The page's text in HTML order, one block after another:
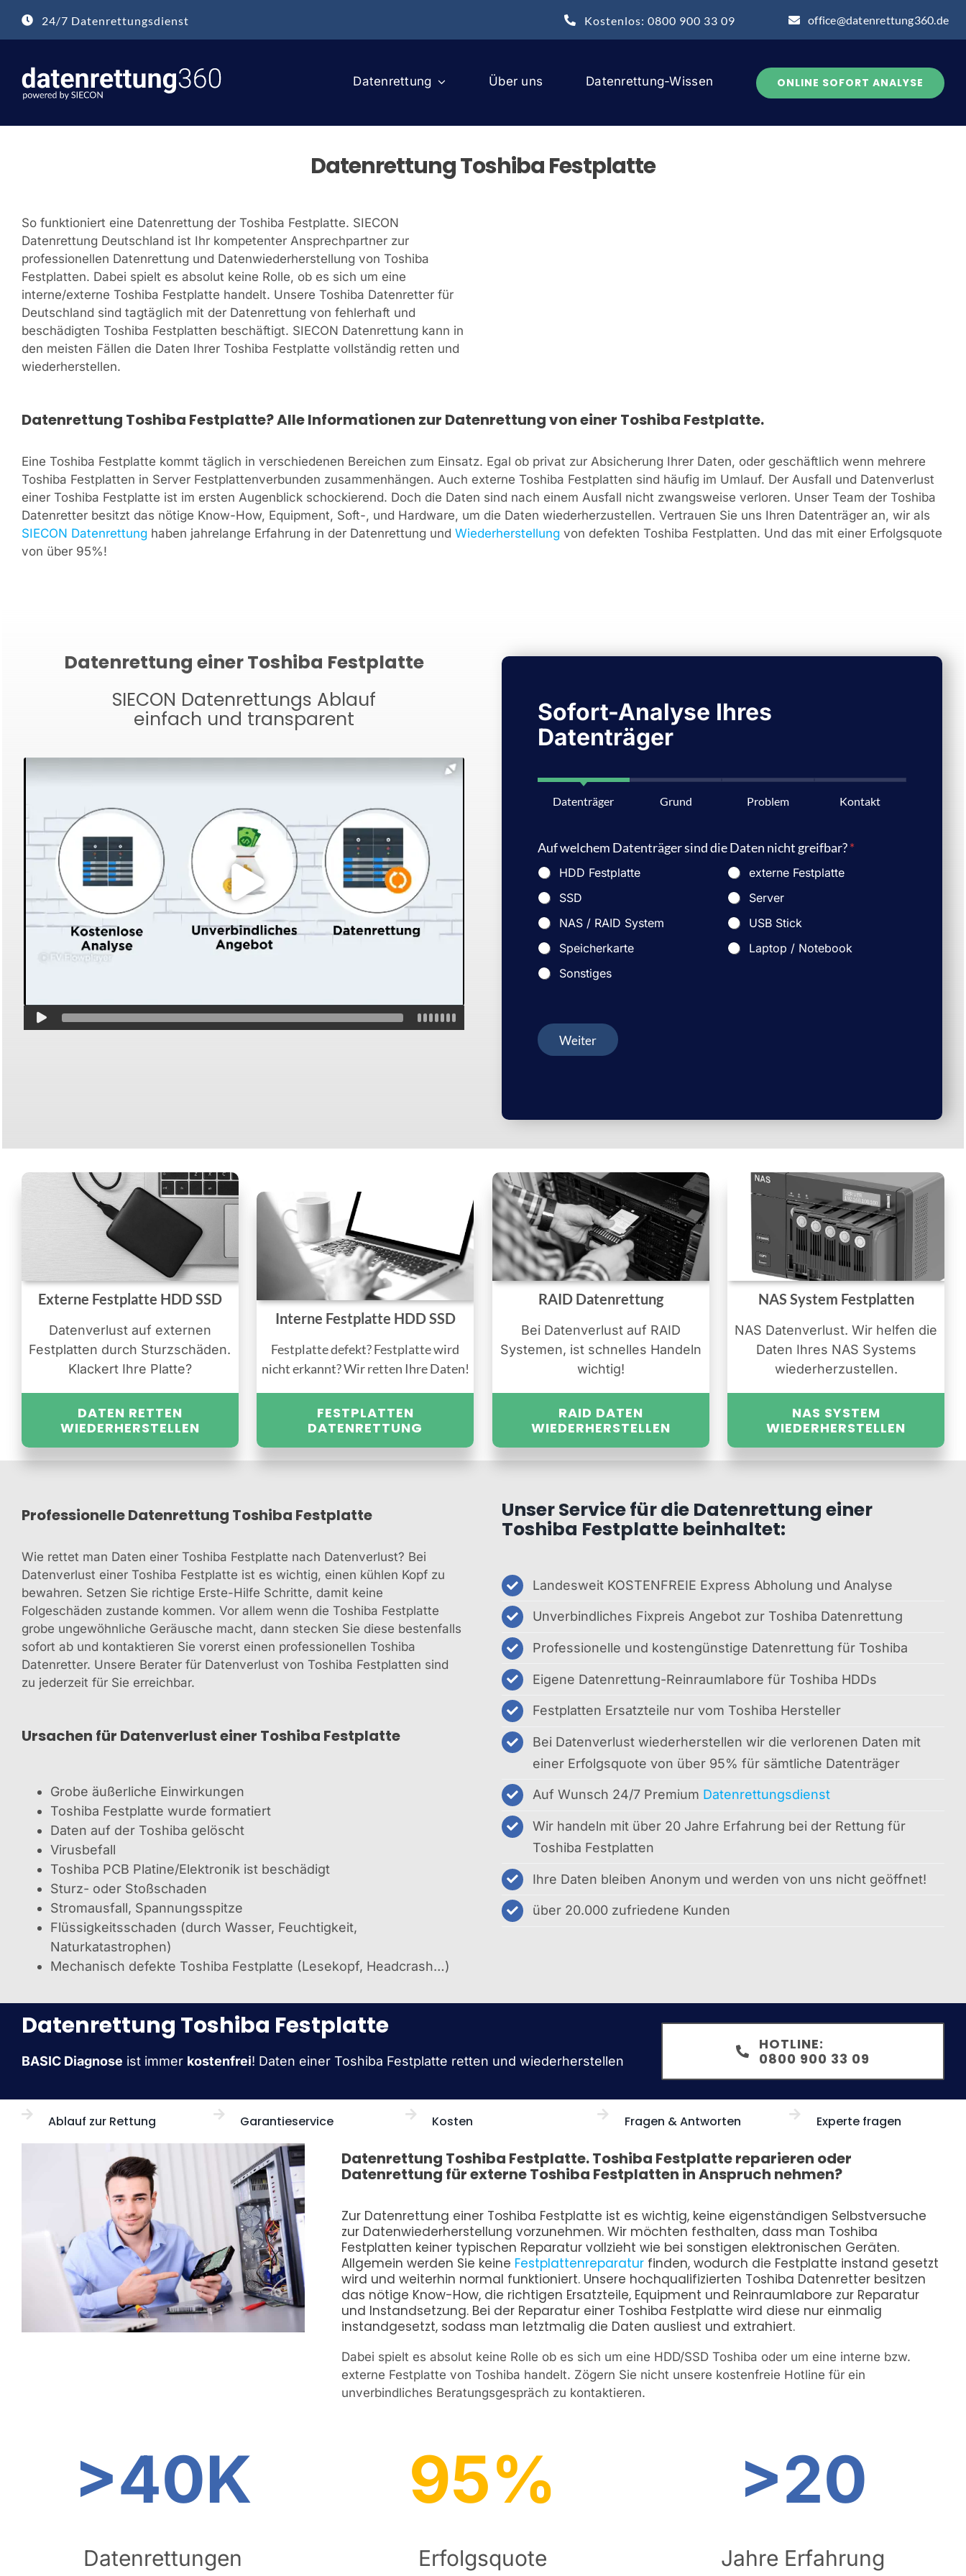
Inhalt
24/7 Datenrettungsdienst Kostenlos: 0800 900 33 09 office@datenrettung360.de
Datenrettung Über uns Datenrettung-Wissen ONLINE SOFORT ANALYSE
Datenrettung Toshiba Festplatte
So funktioniert eine Datenrettung der Toshiba Festplatte. SIECON
Datenrettung Deutschland ist Ihr kompetenter Ansprechpartner zur
professionellen Datenrettung und Datenwiederherstellung von Toshiba
Festplatten. Dabei spielt es absolut keine Rolle, ob es sich um eine
interne/externe Toshiba Festplatte handelt. Unsere Toshiba Datenretter für
Deutschland sind tagtäglich mit der Datenrettung von fehlerhaft und
beschädigten Toshiba Festplatten beschäftigt. SIECON Datenrettung kann in
den meisten Fällen die Daten Ihrer Toshiba Festplatte vollständig retten und
wiederherstellen.
Datenrettung Toshiba Festplatte? Alle Informationen zur Datenrettung von einer Toshiba Festplatte.
Eine Toshiba Festplatte kommt täglich in verschiedenen Bereichen zum Einsatz. Egal ob privat zur Absicherung Ihrer Daten, oder geschäftlich wenn mehrere
Toshiba Festplatten in Server Festplattenverbunden zusammenhängen. Auch externe Toshiba Festplatten sind häufig im Umlauf. Der Ausfall und Datenverlust
einer Toshiba Festplatte ist im ersten Augenblick schockierend. Doch die Daten sind nach einem Ausfall nicht zwangsweise verloren. Unser Team der Toshiba
Datenretter besitzt das nötige Know-How, Equipment, Soft-, und Hardware, um die Daten wiederherzustellen. Vertrauen Sie uns Ihren Datenträger an, wir als
SIECON Datenrettunghaben jahrelange Erfahrung in der Datenrettung und Wiederherstellungvon defekten Toshiba Festplatten. Und das mit einer Erfolgsquote
von über 95%!
Datenrettung einer Toshiba Festplatte
SIECON Datenrettungs Ablauf
einfach und transparent
Sofort-Analyse Ihres
Datenträger
Datenträger Grund Problem Kontakt
Auf welchem Datenträger sind die Daten nicht greifbar?*
HDD Festplatte
externe Festplatte
SSD
Server
NAS / RAID System
USB Stick
Speicherkarte
Laptop / Notebook
Sonstiges
Weiter
Externe Festplatte HDD SSD
Datenverlust auf externen
Festplatten durch Sturzschäden.
Klackert Ihre Platte?
DATEN RETTEN
WIEDERHERSTELLEN
Interne Festplatte HDD SSD
Festplatte defekt? Festplatte wird
nicht erkannt? Wir retten Ihre Daten!
FESTPLATTEN
DATENRETTUNG
RAID Datenrettung
Bei Datenverlust auf RAID
Systemen, ist schnelles Handeln
wichtig!
RAID DATEN
WIEDERHERSTELLEN
NAS System Festplatten
NAS Datenverlust. Wir helfen die
Daten Ihres NAS Systems
wiederherzustellen.
NAS SYSTEM
WIEDERHERSTELLEN
Professionelle Datenrettung Toshiba Festplatte
Wie rettet man Daten einer Toshiba Festplatte nach Datenverlust? Bei
Datenverlust einer Toshiba Festplatte ist es wichtig, einen kühlen Kopf zu
bewahren. Setzen Sie richtige Erste-Hilfe Schritte, damit keine
Folgeschäden zustande kommen. Vor allem wenn die Toshiba Festplatte
grobe ungewöhnliche Geräusche macht, dann stecken Sie diese bestenfalls
sofort ab und kontaktieren Sie vorerst einen professionellen Toshiba
Datenretter. Unsere Berater für Datenverlust von Toshiba Festplatten sind
zu jederzeit für Sie erreichbar.
Ursachen für Datenverlust einer Toshiba Festplatte
Grobe äußerliche Einwirkungen
Toshiba Festplatte wurde formatiert
Daten auf der Toshiba gelöscht
Virusbefall
Toshiba PCB Platine/Elektronik ist beschädigt
Sturz- oder Stoßschaden
Stromausfall, Spannungsspitze
Flüssigkeitsschaden (durch Wasser, Feuchtigkeit,
Naturkatastrophen)
Mechanisch defekte Toshiba Festplatte (Lesekopf, Headcrash…)
Unser Service für die Datenrettung einer
Toshiba Festplatte beinhaltet:
Landesweit KOSTENFREIE Express Abholung und Analyse
Unverbindliches Fixpreis Angebot zur Toshiba Datenrettung
Professionelle und kostengünstige Datenrettung für Toshiba
Eigene Datenrettung-Reinraumlabore für Toshiba HDDs
Festplatten Ersatzteile nur vom Toshiba Hersteller
Bei Datenverlust wiederherstellen wir die verlorenen Daten mit
einer Erfolgsquote von über 95% für sämtliche Datenträger
Auf Wunsch 24/7 Premium Datenrettungsdienst
Wir handeln mit über 20 Jahre Erfahrung bei der Rettung für
Toshiba Festplatten
Ihre Daten bleiben Anonym und werden von uns nicht geöffnet!
über 20.000 zufriedene Kunden
Datenrettung Toshiba Festplatte
BASIC Diagnose ist immer kostenfrei! Daten einer Toshiba Festplatte retten und wiederherstellen
HOTLINE:
0800 900 33 09
Ablauf zur Rettung Garantieservice Kosten Fragen & Antworten Experte fragen
Datenrettung Toshiba Festplatte. Toshiba Festplatte reparieren oder
Datenrettung für externe Toshiba Festplatten in Anspruch nehmen?
Zur Datenrettung einer Toshiba Festplatte ist es wichtig, keine eigenständigen Selbstversuche
zur Datenwiederherstellung vorzunehmen. Wir möchten festhalten, dass man Toshiba
Festplatten keiner typischen Reparatur vollzieht wie bei sonstigen elektronischen Geräten.
Allgemein werden Sie keine Festplattenreparatur finden, wodurch die Festplatte instand gesetzt
wird und weiterhin normal funktioniert. Unsere hochqualifizierten Toshiba Datenretter besitzen
das nötige Know-How, die richtigen Ersatzteile, Equipment und Reinraumlabore zur Reparatur
und Instandsetzung. Bei der Reparatur einer Toshiba Festplatte wird diese nur einmalig
instandgesetzt, sodass man letztmalig die Daten ausliest und extrahiert.
Dabei spielt es absolut keine Rolle ob es sich um eine HDD/SSD Toshiba oder um eine interne bzw.
externe Festplatte von Toshiba handelt. Zögern Sie nicht unsere kostenfreie Hotline für ein
unverbindliches Beratungsgespräch zu kontaktieren.
>40K
Datenrettungen
95%
Erfolgsquote
>20
Jahre Erfahrung